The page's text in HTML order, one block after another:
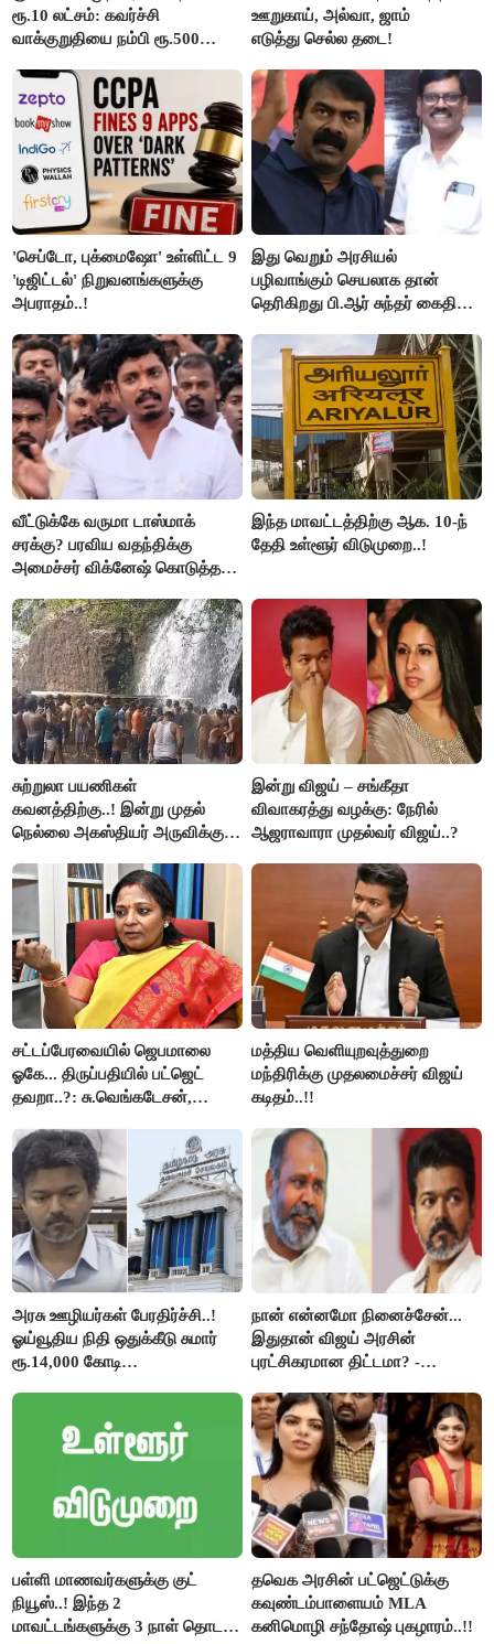
ரூ.10 லட்சம்: கவர்ச்சி
வாக்குறுதியை நம்பி ரூ.500
மக்கள்!
ஊறுகாய், அல்வா, ஜாம்
எடுத்து செல்ல தடை!
'செப்டோ, புக்மைஷோ' உள்ளிட்ட 9
'டிஜிட்டல்' நிறுவனங்களுக்கு
அபராதம்..!
இது வெறும் அரசியல்
பழிவாங்கும் செயலாக தான்
தெரிகிறது பி.ஆர் சுந்தர் கைதிற்கு
வீட்டுக்கே வருமா டாஸ்மாக்
சரக்கு? பரவிய வதந்திக்கு
அமைச்சர் விக்னேஷ் கொடுத்த
இந்த மாவட்டத்திற்கு ஆக. 10-ந்
தேதி உள்ளூர் விடுமுறை..!
சுற்றுலா பயணிகள்
கவனத்திற்கு..! இன்று முதல்
நெல்லை அகஸ்தியர் அருவிக்கு
இன்று விஜய் – சங்கீதா
விவாகரத்து வழக்கு: நேரில்
ஆஜராவாரா முதல்வர் விஜய்..?
சட்டப்பேரவையில் ஜெபமாலை
ஓகே... திருப்பதியில் பட்ஜெட்
தவறா..?: சு.வெங்கடேசன்,
கேள்வி..!
மத்திய வெளியுறவுத்துறை
மந்திரிக்கு முதலமைச்சர் விஜய்
கடிதம்..!!
அரசு ஊழியர்கள் பேரதிர்ச்சி..!
ஓய்வூதிய நிதி ஒதுக்கீடு சுமார்
ரூ.14,000 கோடி
நான் என்னமோ நினைச்சேன்...
இதுதான் விஜய் அரசின்
புரட்சிகரமான திட்டமா? -
பள்ளி மாணவர்களுக்கு குட்
நியூஸ்..! இந்த 2
மாவட்டங்களுக்கு 3 நாள் தொடர்
தவெக அரசின் பட்ஜெட்டுக்கு
கவுண்டம்பாளையம் MLA
கனிமொழி சந்தோஷ் புகழாரம்..!!